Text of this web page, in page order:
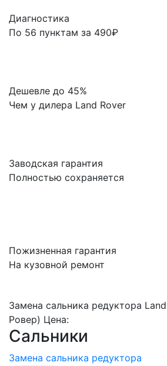
Диагностика
По 56 пунктам за 490₽
Дешевле до 45%
Чем у дилера Land Rover
Заводская гарантия
Полностью сохраняется
Пожизненная гарантия
На кузовной ремонт
Замена сальника редуктора
Ровер) Цена:
Сальники
Замена сальника редуктора